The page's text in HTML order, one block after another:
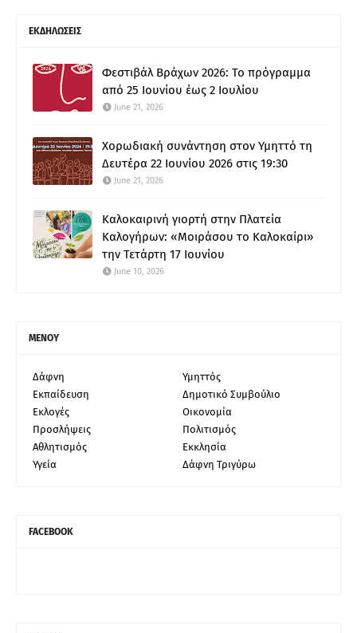
ΕΚΔΗΛΩΣΕΙΣ
Φεστιβάλ Βράχων 2026: Το πρόγραμμα
από 25 Ιουνίου έως 2 Ιουλίου
June 21, 2026
Χορωδιακή συνάντηση στον Υμηττό τη
Δευτέρα 22 Ιουνίου 2026 στις 19:30
June 21, 2026
Καλοκαιρινή γιορτή στην Πλατεία
Καλογήρων: «Μοιράσου το Καλοκαίρι»
την Τετάρτη 17 Ιουνίου
June 10, 2026
ΜΕΝΟΥ
Δάφνη
Υμηττός
Εκπαίδευση
Δημοτικό Συμβούλιο
Εκλογές
Οικονομία
Προσλήψεις
Πολιτισμός
Αθλητισμός
Εκκλησία
Υγεία
Δάφνη Τριγύρω
FACEBOOK